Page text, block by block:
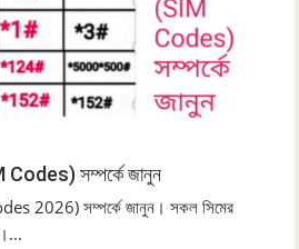
Codes) সম্পর্কে জানুন
2026) সম্পর্কে জানুন। সকল সিমের